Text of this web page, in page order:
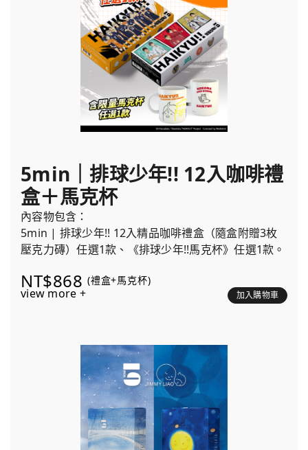
5min｜排球少年!! 12入咖啡禮
盒＋馬克杯
內容物包含：
5min | 排球少年!! 12入精品咖啡禮盒（隨盒附贈3枚
壓克力磚）任選1款、《排球少年!!馬克杯》任選1款。
NT$868 (禮盒+馬克杯)
view more + 加入購物車